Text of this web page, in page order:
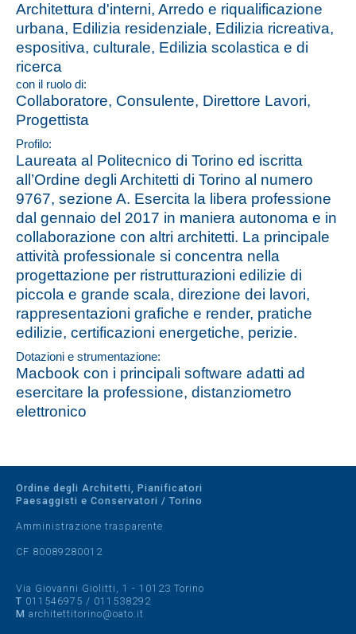
Architettura d'interni, Arredo e riqualificazione
urbana, Edilizia residenziale, Edilizia ricreativa,
espositiva, culturale, Edilizia scolastica e di
ricerca
con il ruolo di:
Collaboratore, Consulente, Direttore Lavori,
Progettista
Profilo:
Laureata al Politecnico di Torino ed iscritta
all’Ordine degli Architetti di Torino al numero
9767, sezione A. Esercita la libera professione
dal gennaio del 2017 in maniera autonoma e in
collaborazione con altri architetti. La principale
attività professionale si concentra nella
progettazione per ristrutturazioni edilizie di
piccola e grande scala, direzione dei lavori,
rappresentazioni grafiche e render, pratiche
edilizie, certificazioni energetiche, perizie.
Dotazioni e strumentazione:
Macbook con i principali software adatti ad
esercitare la professione, distanziometro
elettronico
Ordine degli Architetti, Pianificatori
Paesaggisti e Conservatori / Torino
Amministrazione trasparente
CF 80089280012
Via Giovanni Giolitti, 1 - 10123 Torino
T 011546975 / 011538292
M architettitorino@oato.it